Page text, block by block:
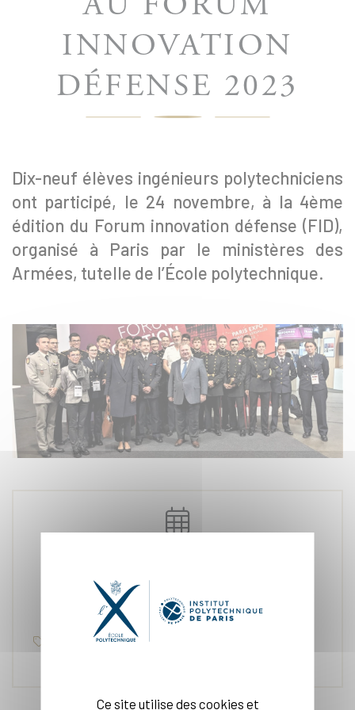
INNOVATION
DÉFENSE 2023
Dix-neuf élèves ingénieurs polytechniciens
ont participé, le 24 novembre, à la 4ème
édition du Forum innovation défense (FID),
organisé à Paris par le ministères des
Armées, tutelle de l’École polytechnique.
Éducation, Cycle Ingénieur
Ce site utilise des cookies et